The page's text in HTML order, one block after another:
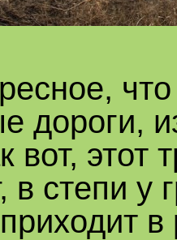
дороги,
вот, этот
в степи у